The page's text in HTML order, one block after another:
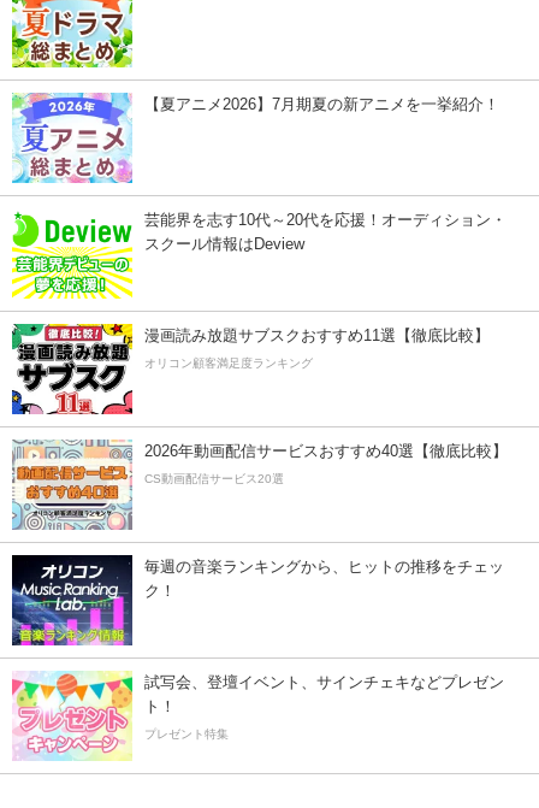
【夏アニメ2026】7月期夏の新アニメを一挙紹介！
芸能界を志す10代～20代を応援！オーディション・
スクール情報はDeview
漫画読み放題サブスクおすすめ11選【徹底比較】
オリコン顧客満足度ランキング
2026年動画配信サービスおすすめ40選【徹底比較】
CS動画配信サービス20選
毎週の音楽ランキングから、ヒットの推移をチェッ
ク！
試写会、登壇イベント、サインチェキなどプレゼン
ト！
プレゼント特集